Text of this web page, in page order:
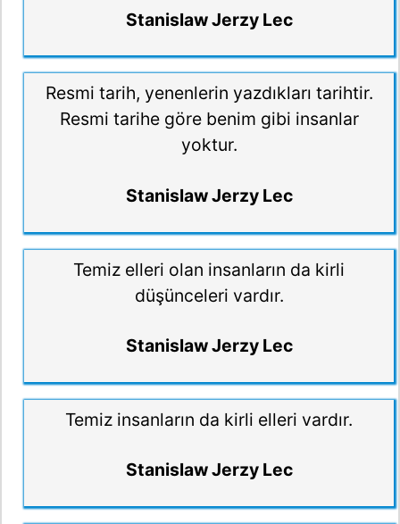
Stanislaw Jerzy Lec
Resmi tarih, yenenlerin yazdıkları tarihtir.
Resmi tarihe göre benim gibi insanlar
yoktur.
Stanislaw Jerzy Lec
Temiz elleri olan insanların da kirli
düşünceleri vardır.
Stanislaw Jerzy Lec
Temiz insanların da kirli elleri vardır.
Stanislaw Jerzy Lec